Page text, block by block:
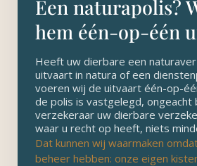
Een naturapolis?
hem één-op-één
Heeft uw dierbare een
uitvaart in natura of een
voeren wij de uitvaart één-op-
de polis is vastgelegd, ongeacht
verzekeraar uw dierbare
waar u recht op heeft, niets
Dat kunnen wij waarmaken
beheer hebben: onze eigen